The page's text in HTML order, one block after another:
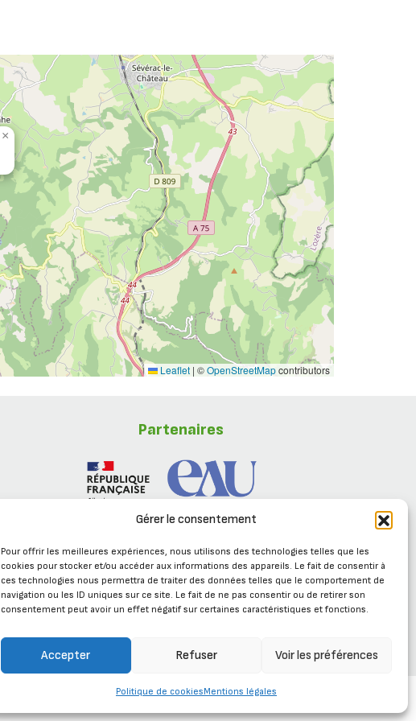
Gérer le consentement
Pour offrir les meilleures expériences, nous utilisons des technologies telles que les
cookies pour stocker et/ou accéder aux informations des appareils. Le fait de consentir à
ces technologies nous permettra de traiter des données telles que le comportement de
navigation ou les ID uniques sur ce site. Le fait de ne pas consentir ou de retirer son
consentement peut avoir un effet négatif sur certaines caractéristiques et fonctions.
Accepter Refuser Voir les préférences
Politique de cookiesMentions légales
×
Leaflet | ©OpenStreetMapcontributors
Partenaires
Se connecter